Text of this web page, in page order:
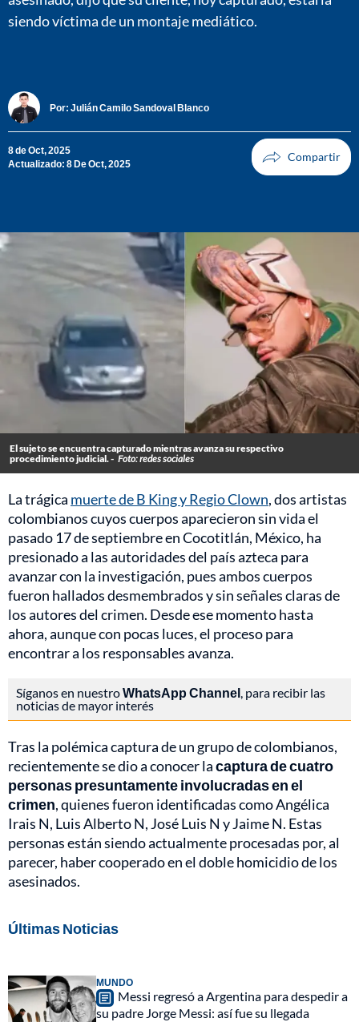
siendo víctima de un montaje mediático.
Por: Julián Camilo Sandoval Blanco
8 de Oct, 2025
Actualizado: 8 De Oct, 2025
El sujeto se encuentra capturado mientras avanza su respectivo
procedimiento judicial. - Foto: redes sociales
La trágica muerte de B King y Regio Clown, dos artistas
colombianos cuyos cuerpos aparecieron sin vida el
pasado 17 de septiembre en Cocotitlán, México, ha
presionado a las autoridades del país azteca para
avanzar con la investigación, pues ambos cuerpos
fueron hallados desmembrados y sin señales claras de
los autores del crimen. Desde ese momento hasta
ahora, aunque con pocas luces, el proceso para
encontrar a los responsables avanza.
Síganos en nuestroWhatsApp Channel, para recibir las
noticias de mayor interés
Tras la polémica captura de un grupo de colombianos,
recientemente se dio a conocer lacaptura de cuatro
personas presuntamente involucradas en el
crimen, quienes fueron identificadas como Angélica
Irais N, Luis Alberto N, José Luis N y Jaime N. Estas
personas están siendo actualmente procesadas por, al
parecer, haber cooperado en el doble homicidio de los
asesinados.
Últimas Noticias
MUNDO
Messi regresó a Argentina para despedir a
su padre Jorge Messi: así fue su llegada